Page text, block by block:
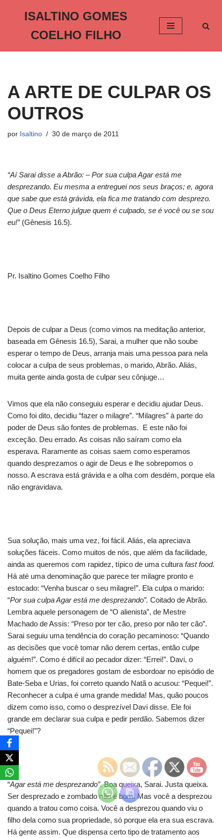
o
ISALTINO GOMES
COELHO FILHO
A ARTE DE CULPAR OS
OUTROS
por Isaltino 30 de março de 2011
“Aí Sarai disse a Abrão: – Por sua culpa Agar está me
desprezando. Eu mesma a entreguei nos seus braços; e, agora
que sabe que está grávida, ela fica me tratando com desprezo.
Que o Deus Eterno julgue quem é culpado, se é você ou se sou
eu!”(Gênesis 16.5).
Pr. Isaltino Gomes Coelho Filho
Depois de culpar a Deus (como vimos na meditação anterior,
baseada em Gênesis 16.5), Sarai, a mulher que não soube
esperar o tempo de Deus, arranja mais uma pessoa para nela
colocar a culpa de seus problemas, o marido, Abrão. Aliás,
muita gente ainda gosta de culpar seu cônjuge…
Vimos que ela não conseguiu esperar e decidiu ajudar Deus.
Como foi dito, decidiu “fazer o milagre”. “Milagres” à parte do
poder de Deus são fontes de problemas. E este não foi
exceção. Deu errado. As coisas não saíram como ela
esperava. Raramente as coisas saem como esperamos
quando desprezamos o agir de Deus e lhe sobrepomos o
nosso. A escrava está grávida e a olha com desdém, porque ela
não engravidava.
Sua solução, mais uma vez, foi fácil. Aliás, ela apreciava
soluções fáceis. Como muitos de nós, que além da facilidade,
ainda as queremos com rapidez, típico de uma cultura fast food.
Há até uma denominação que parece ter milagre pronto e
estocado: “Venha buscar o seu milagre!”. Ela culpa o marido:
“Por sua culpa Agar está me desprezando”. Coitado de Abrão.
Lembra aquele personagem de “O alienista”, de Mestre
Machado de Assis: “Preso por ter cão, preso por não ter cão”.
Sarai seguiu uma tendência do coração pecaminoso: “Quando
as decisões que você tomar não derem certas, então culpe
alguém!”. Como é difícil ao pecador dizer: “Errei!”. Davi, o
homem que os pregadores gostam de esbordoar no episódio de
Bate-Seba e Urias, foi correto quando Natã o acusou: “Pequei!”.
Reconhecer a culpa é uma grande medida! Mas, quão poucos
dizem como isso, como o desprezível Davi disse. Ele foi
grande em declarar sua culpa e pedir perdão. Sabemos dizer
“Pequei!”?
“Agar está me desprezando”.Boa queixa, Sarai. Justa queixa.
Ser desprezado e zombado não é bom. Mas você a desprezou
quando a tratou como coisa. Você a desprezou quando viu o
filho dela como sua propriedade, só porque ela era sua escrava.
Há gente assim. Que dispensa certo tipo de tratamento aos